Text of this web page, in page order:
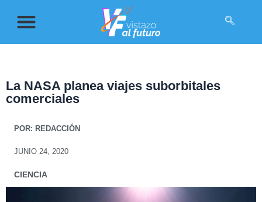
La NASA planea viajes suborbitales
comerciales
POR: REDACCIÓN
JUNIO 24, 2020
CIENCIA